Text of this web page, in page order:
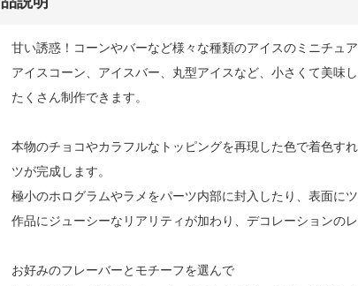
甘い誘惑！コーンやバーなど様々な種類のアイスのミニチュ
アイスコーン、アイスバー、丸型アイスなど、小さくて美味
たくさん制作できます。
本物のチョコやカラフルなトッピングを再現した色で着色す
ツが完成します。
極小のホログラムやラメをパーツ内部に封入したり、表面に
作品にジューシーなリアリティが加わり、デコレーションの
お好みのフレーバーとモチーフを選んで